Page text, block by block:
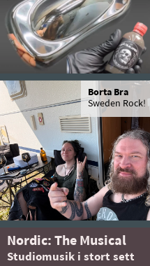
Borta Bra
Sweden Rock!
Nordic: The Musical
Studiomusik i stort sett